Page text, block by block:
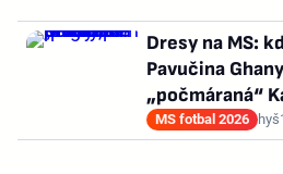
Dresy na MS:
Pavučina
„počmáraná“
MS fotbal 2026 hyš